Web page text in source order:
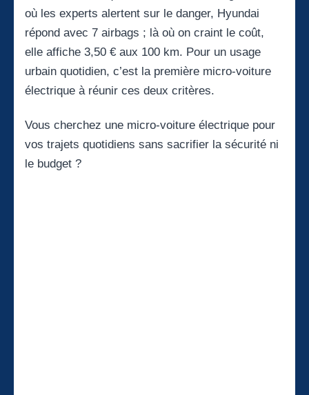
où les experts alertent sur le danger, Hyundai
répond avec 7 airbags ; là où on craint le coût,
elle affiche 3,50 € aux 100 km. Pour un usage
urbain quotidien, c’est la première micro-voiture
électrique à réunir ces deux critères.
Vous cherchez une micro-voiture électrique pour
vos trajets quotidiens sans sacrifier la sécurité ni
le budget ?